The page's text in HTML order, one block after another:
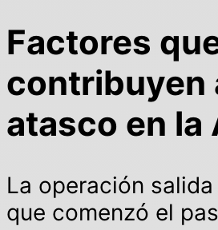
Factores
contribuyen
atasco en la
La operación
que comenzó el